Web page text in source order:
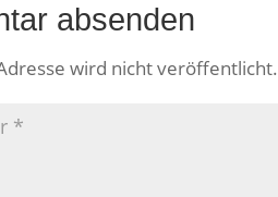
absenden
wird nicht veröffentlicht.